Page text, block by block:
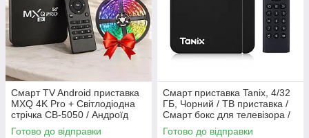
Смарт TV Android приставка
MXQ 4K Pro + Світлодіодна
стрічка CB-5050 / Андроїд
приставка до телевізора /
Готово до відправки
Смарт приставка Tanix, 4/32
ГБ, Чорний / ТВ приставка /
Смарт бокс для телевізора /
Андроїд тв / Смарт ТВ
Готово до відправки